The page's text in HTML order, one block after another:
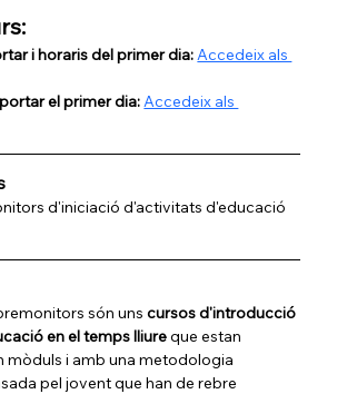
i horaris del primer dia: Accedeix als
el primer dia: Accedeix als
d'iniciació d'activitats d'educació
són uns cursos d'introducció
en el temps lliure que estan
mòduls i amb una metodologia
pel jovent que han de rebre